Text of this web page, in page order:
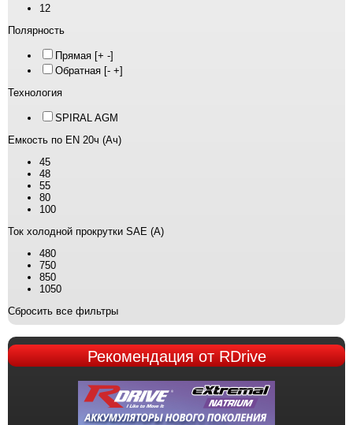
12
Полярность
Прямая [+ -]
Обратная [- +]
Технология
SPIRAL AGM
Емкость по EN 20ч (Ач)
45
48
55
80
100
Ток холодной прокрутки SAE (А)
480
750
850
1050
Сбросить все фильтры
Рекомендацияот RDrive